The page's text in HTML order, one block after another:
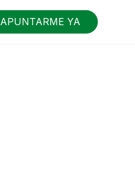
APUNTARME YA